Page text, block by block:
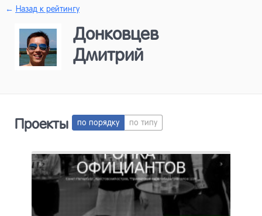
← Назад к рейтингу
Донковцев
Дмитрий
Проекты по порядку по типу